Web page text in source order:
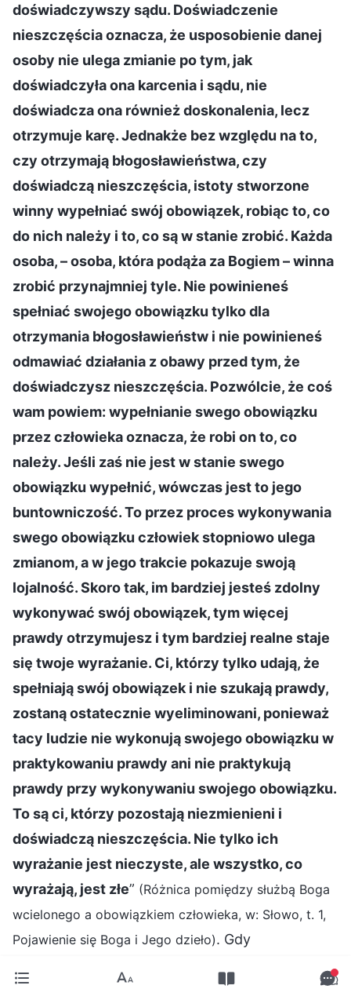
doświadczywszy sądu. Doświadczenie
nieszczęścia oznacza, że usposobienie danej
osoby nie ulega zmianie po tym, jak
doświadczyła ona karcenia i sądu, nie
doświadcza ona również doskonalenia, lecz
otrzymuje karę. Jednakże bez względu na to,
czy otrzymają błogosławieństwa, czy
doświadczą nieszczęścia, istoty stworzone
winny wypełniać swój obowiązek, robiąc to, co
do nich należy i to, co są w stanie zrobić. Każda
osoba, – osoba, która podąża za Bogiem – winna
zrobić przynajmniej tyle. Nie powinieneś
spełniać swojego obowiązku tylko dla
otrzymania błogosławieństw i nie powinieneś
odmawiać działania z obawy przed tym, że
doświadczysz nieszczęścia. Pozwólcie, że coś
wam powiem: wypełnianie swego obowiązku
przez człowieka oznacza, że robi on to, co
należy. Jeśli zaś nie jest w stanie swego
obowiązku wypełnić, wówczas jest to jego
buntowniczość. To przez proces wykonywania
swego obowiązku człowiek stopniowo ulega
zmianom, a w jego trakcie pokazuje swoją
lojalność. Skoro tak, im bardziej jesteś zdolny
wykonywać swój obowiązek, tym więcej
prawdy otrzymujesz i tym bardziej realne staje
się twoje wyrażanie. Ci, którzy tylko udają, że
spełniają swój obowiązek i nie szukają prawdy,
zostaną ostatecznie wyeliminowani, ponieważ
tacy ludzie nie wykonują swojego obowiązku w
praktykowaniu prawdy ani nie praktykują
prawdy przy wykonywaniu swojego obowiązku.
To są ci, którzy pozostają niezmienieni i
doświadczą nieszczęścia. Nie tylko ich
wyrażanie jest nieczyste, ale wszystko, co
wyrażają, jest złe” (Różnica pomiędzy służbą Boga
wcielonego a obowiązkiem człowieka, w: Słowo, t. 1,
Pojawienie się Boga i Jego dzieło). Gdy
bardziej się rozjaśniły. Nie ma związku pomiędzy